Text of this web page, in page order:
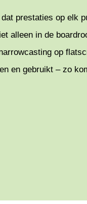
prestaties op elk
alleen in de
op
en gebruikt – zo